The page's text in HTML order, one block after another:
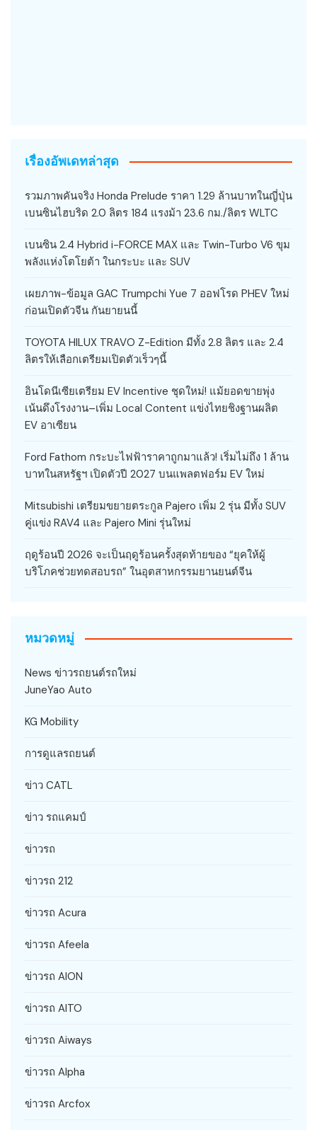
เรื่องอัพเดทล่าสุด
รวมภาพคันจริง Honda Prelude ราคา 1.29 ล้านบาทในญี่ปุ่น
เบนซินไฮบริด 2.0 ลิตร 184 แรงม้า 23.6 กม./ลิตร WLTC
เบนซิน 2.4 Hybrid i-FORCE MAX และ Twin-Turbo V6 ขุม
พลังแห่งโตโยต้า ในกระบะ และ SUV
เผยภาพ-ข้อมูล GAC Trumpchi Yue 7 ออฟโรด PHEV ใหม่
ก่อนเปิดตัวจีน กันยายนนี้
TOYOTA HILUX TRAVO Z-Edition มีทั้ง 2.8 ลิตร และ 2.4
ลิตรให้เลือกเตรียมเปิดตัวเร็วๆนี้
อินโดนีเซียเตรียม EV Incentive ชุดใหม่! แม้ยอดขายพุ่ง
เน้นดึงโรงงาน–เพิ่ม Local Content แข่งไทยชิงฐานผลิต
EV อาเซียน
Ford Fathom กระบะไฟฟ้าราคาถูกมาแล้ว! เริ่มไม่ถึง 1 ล้าน
บาทในสหรัฐฯ เปิดตัวปี 2027 บนแพลตฟอร์ม EV ใหม่
Mitsubishi เตรียมขยายตระกูล Pajero เพิ่ม 2 รุ่น มีทั้ง SUV
คู่แข่ง RAV4 และ Pajero Mini รุ่นใหม่
ฤดูร้อนปี 2026 จะเป็นฤดูร้อนครั้งสุดท้ายของ “ยุคให้ผู้
บริโภคช่วยทดสอบรถ” ในอุตสาหกรรมยานยนต์จีน
หมวดหมู่
News ข่าวรถยนต์รถใหม่
JuneYao Auto
KG Mobility
การดูแลรถยนต์
ข่าว CATL
ข่าว รถแคมป์
ข่าวรถ
ข่าวรถ 212
ข่าวรถ Acura
ข่าวรถ Afeela
ข่าวรถ AION
ข่าวรถ AITO
ข่าวรถ Aiways
ข่าวรถ Alpha
ข่าวรถ Arcfox